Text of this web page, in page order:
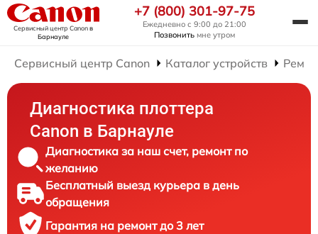
Сервисный центр Canonв
Барнауле
+7 (800) 301-97-75
Ежедневно с 9:00 до 21:00
Позвонить мне утром
Сервисный центр Canon Каталог устройств
Диагностика плоттера
Canon в Барнауле
Диагностика за наш счет, ремонт по
желанию
Бесплатный выезд курьера в день
обращения
Гарантия на ремонт до 3 лет